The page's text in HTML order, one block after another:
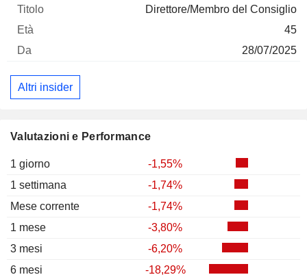
Valutazioni e Performance
1 giorno
-1,55%
1 settimana
-1,74%
Mese corrente
-1,74%
1 mese
-3,80%
3 mesi
-6,20%
6 mesi
-18,29%
Direttore/Membro del Consiglio
45
28/07/2025
Altri insider